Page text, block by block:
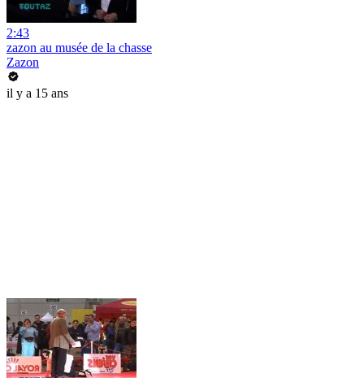
2:43
zazon au musée de la chasse
Zazon
il y a 15 ans